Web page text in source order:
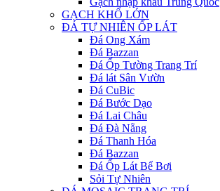
GẠCH KHỔ LỚN
ĐÁ TỰ NHIÊN ỐP LÁT
Đá Ong Xám
Đá Bazzan
Đá Ốp Tường Trang Trí
Đá lát Sân Vườn
Đá CuBic
Đá Bước Dạo
Đá Lai Châu
Đá Đà Nẵng
Đá Thanh Hóa
Đá Bazzan
Đá Ốp Lát Bể Bơi
Sỏi Tự Nhiên